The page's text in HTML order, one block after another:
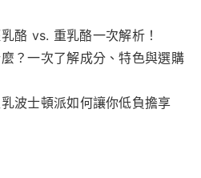
酪 vs. 重乳酪一次解析！
？一次了解成分、特色與選購
波士頓派如何讓你低負擔享